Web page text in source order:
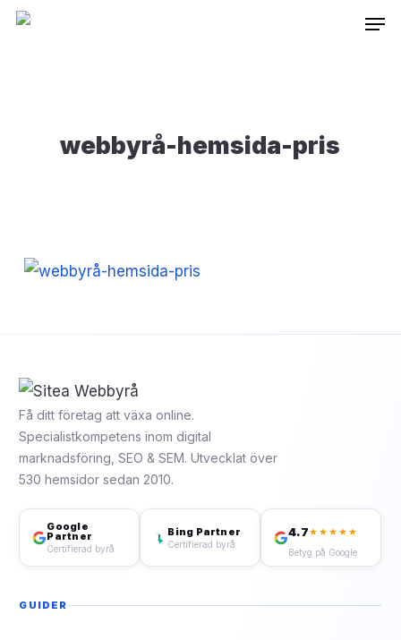
Skip
webbyrå-hemsida-pris
Få ditt företag att växa online.
Specialistkompetens inom digital
marknadsföring, SEO & SEM. Utvecklat över
530 hemsidor sedan 2010.
Google
Partner
Certifierad byrå
Bing Partner
Certifierad byrå
4.7★★★★★
Betyg på Google
GUIDER